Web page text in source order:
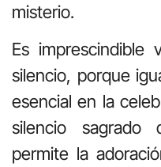
misterio.
Es
silencio, porque
esencial en la
silencio
permite la